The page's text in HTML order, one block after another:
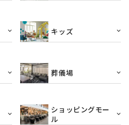
キッズ
葬儀場
ショッピングモー
ル